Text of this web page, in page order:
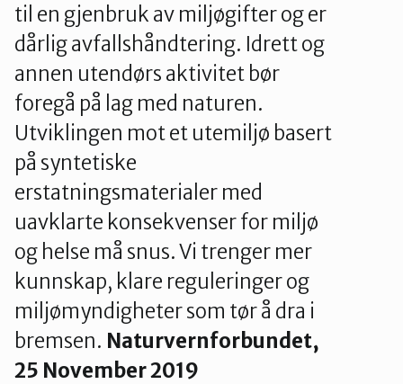
til en gjenbruk av miljøgifter og er
dårlig avfallshåndtering. Idrett og
annen utendørs aktivitet bør
foregå på lag med naturen.
Utviklingen mot et utemiljø basert
på syntetiske
erstatningsmaterialer med
uavklarte konsekvenser for miljø
og helse må snus. Vi trenger mer
kunnskap, klare reguleringer og
miljømyndigheter som tør å dra i
bremsen. Naturvernforbundet,
25 November 2019